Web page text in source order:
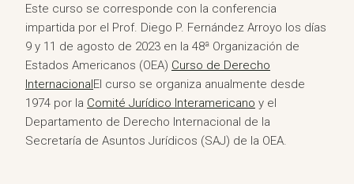
Este curso se corresponde con la conferencia
impartida por el Prof. Diego P. Fernández Arroyo los días
9 y 11 de agosto de 2023 en la 48ª Organización de
Estados Americanos (OEA) Curso de Derecho
InternacionalEl curso se organiza anualmente desde
1974 por la Comité Jurídico Interamericano y el
Departamento de Derecho Internacional de la
Secretaría de Asuntos Jurídicos (SAJ) de la OEA.